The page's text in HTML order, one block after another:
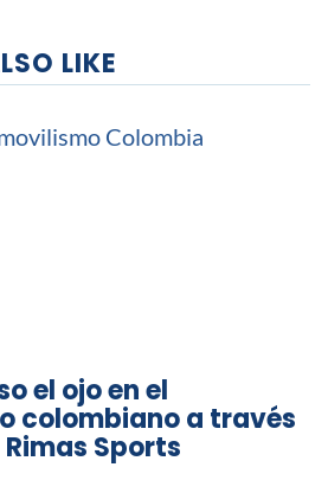
LIKE
el ojo en el
colombiano a través
Sports